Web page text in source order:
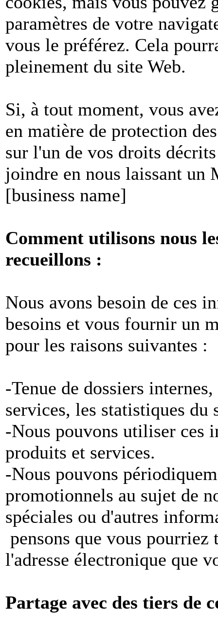
paramètres de votre
vous le préférez. Cela
pleinement du site Web.
Si, à tout moment, vous
en matière de protection
sur l'un de vos droits
joindre en nous laissant un
[business name]
Comment utilisons nous
recueillons :
Nous avons besoin de ces
besoins et vous fournir un
pour les raisons suivantes :
-Tenue de dossiers
services, les statistiques du
-Nous pouvons utiliser ces
produits et services.
-Nous pouvons
promotionnels au sujet de
spéciales ou d'autres
pensons que vous
l'adresse électronique que
Partage avec des tiers de